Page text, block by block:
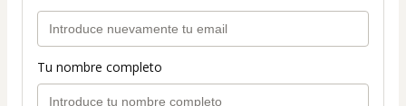
Tu nombre completo